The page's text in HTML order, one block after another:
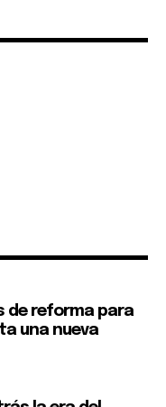
address on our website
Your information is
de reforma para
una nueva